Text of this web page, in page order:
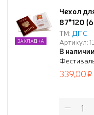
Чехол
87*120
ТМ: ДПС
Артикул:
В
ЗАКЛАДКА
339,00